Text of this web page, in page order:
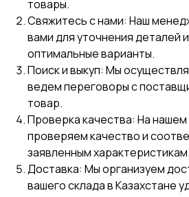
товары.
Свяжитесь с нами: Наш
вами для уточнения деталей
оптимальные варианты.
Поиск и выкуп: Мы
ведем переговоры с
товар.
Проверка качества: На
проверяем качество и
заявленным характеристикам.
Доставка: Мы организуем
вашего склада в Казахстане